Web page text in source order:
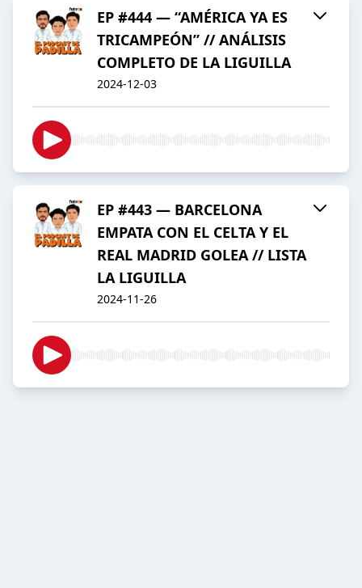
EP #444 — “AMÉRICA YA ES
TRICAMPEÓN” // ANÁLISIS
COMPLETO DE LA LIGUILLA
2024-12-03
EP #443 — BARCELONA
EMPATA CON EL CELTA Y EL
REAL MADRID GOLEA // LISTA
LA LIGUILLA
2024-11-26